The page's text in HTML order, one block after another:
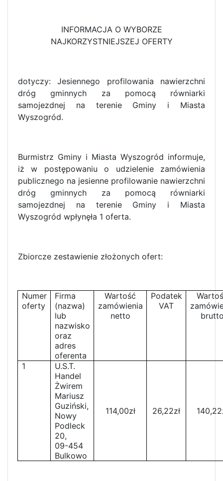
INFORMACJA O WYBORZE
NAJKORZYSTNIEJSZEJ OFERTY
dotyczy: Jesiennego profilowania nawierzchni
dróg gminnych za pomocą równiarki
samojezdnej na terenie Gminy i Miasta
Wyszogród.
Burmistrz Gminy i Miasta Wyszogród informuje,
iż w postępowaniu o udzielenie zamówienia
publicznego na jesienne profilowanie nawierzchni
dróg gminnych za pomocą równiarki
samojezdnej na terenie Gminy i Miasta
Wyszogród wpłynęła 1 oferta.
Zbiorcze zestawienie złożonych ofert:
Numer
oferty
Firma
(nazwa)
lub
nazwisko
oraz
adres
oferenta
Wartość
zamówienia
netto
Podatek
VAT
1
U.S.T.
Handel
Żwirem
Mariusz
Guziński,
Nowy
Podleck
20,
09-454
Bulkowo
114,00zł 26,22zł